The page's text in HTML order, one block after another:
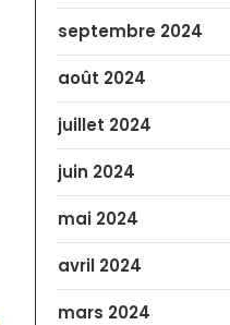
septembre 2024
août 2024
juillet 2024
juin 2024
mai 2024
avril 2024
mars 2024